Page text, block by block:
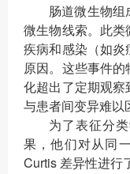
肠道微生物
微生物线索。此
疾病和感染（如
原因。这些事件
化超出了定期观
与患者间变异难以
为了表征分
果，他们对从同
Curtis 差异性进行